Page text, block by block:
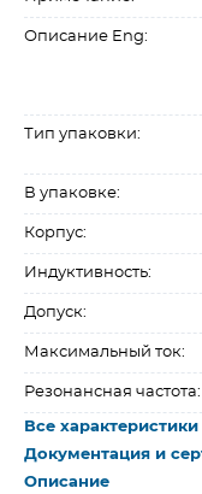
Описание Eng:
Тип упаковки:
В упаковке:
Корпус:
Индуктивность:
Допуск:
Максимальный ток:
Резонансная частота:
Все характеристики
Документация и
Описание